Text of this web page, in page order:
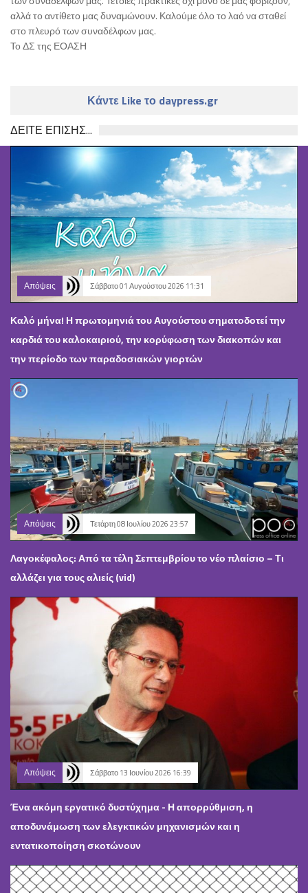
αλλά το αντίθετο μας δυναμώνουν. Καλούμε όλο το λαό να σταθεί
στο πλευρό των συναδέλφων μας.
Το ΔΣ της ΕΟΑΣΗ
Κάντε Like το daypress.gr
ΔΕΙΤΕ ΕΠΙΣΗΣ...
Απόψεις Σάββατο 01 Αυγούστου 2026 11:31
Καλό μήνα! Η πρωτομηνιά του Αυγούστου σηματοδοτεί την
καρδιά του καλοκαιριού, την κορύφωση των διακοπών και
την περίοδο των παραδοσιακών γιορτών
Απόψεις Τετάρτη 08 Ιουλίου 2026 23:57
Λαγοκέφαλος: Από τα τέλη Σεπτεμβρίου το νέο πλαίσιο – Τι
αλλάζει για τους αλιείς (vid)
Απόψεις Σάββατο 13 Ιουνίου 2026 16:39
Ένα ακόμη εργατικό δυστύχημα - Η απορρύθμιση, η
αποδυνάμωση των ελεγκτικών μηχανισμών και η
εντατικοποίηση σκοτώνουν